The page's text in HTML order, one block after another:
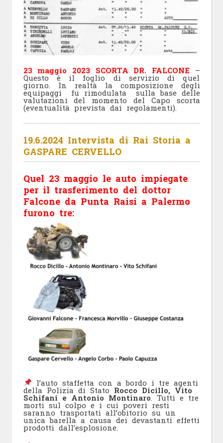
23 maggio 2023 SCORTA DR. FALCONE –
Questo è il foglio di servizio di quel
giorno. In realtà la composizione degli
equipaggi fu rimodulata sulla base delle
valutazioni del momento del Capo scorta
(eventualità prevista dai regolamenti).
19.6.2024 Intervista di Rai Storia a
GASPARE CERVELLO
Quel 23 maggio le auto impiegate
per il trasferimento del dottor
Falcone da Punta Raisi a Palermo
furono tre:
l’auto staffetta con a bordo i tre agenti
della Polizia di Stato Rocco Dicillo, Vito
Schifani e Antonio Montinaro . Tutti e tre
morti sul colpo e i cui poveri resti
saranno trasportati all’obitorio su un
unica barella a causa dei devastanti effetti
prodotti dall’esplosione.